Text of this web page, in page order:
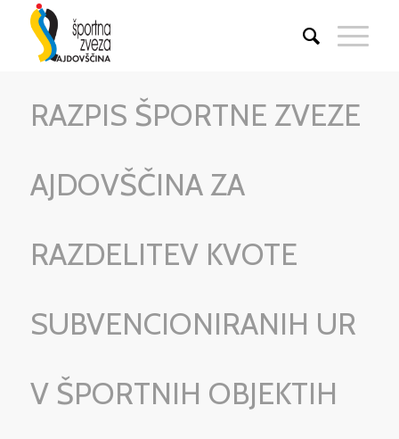
RAZPIS ŠPORTNE ZVEZE
AJDOVŠČINA ZA
RAZDELITEV KVOTE
SUBVENCIONIRANIH UR
V ŠPORTNIH OBJEKTIH